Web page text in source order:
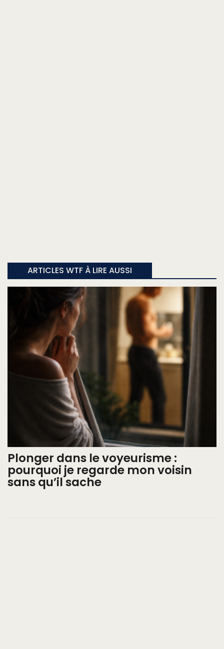
ARTICLES WTF À LIRE AUSSI
Plonger dans le voyeurisme :
pourquoi je regarde mon voisin
sans qu’il sache